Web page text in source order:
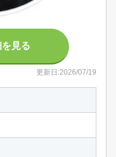
見る
更新日:2026/07/19